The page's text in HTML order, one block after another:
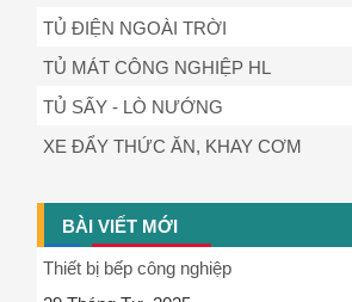
TỦ ĐIỆN NGOÀI TRỜI
TỦ MÁT CÔNG NGHIỆP HL
TỦ SẤY - LÒ NƯỚNG
XE ĐẨY THỨC ĂN, KHAY CƠM
BÀI VIẾT MỚI
Thiết bị bếp công nghiệp